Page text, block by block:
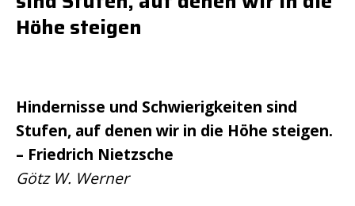
Höhe steigen
Hindernisse und Schwierigkeiten sind
Stufen, auf denen wir in die Höhe steigen.
– Friedrich Nietzsche
Götz W. Werner